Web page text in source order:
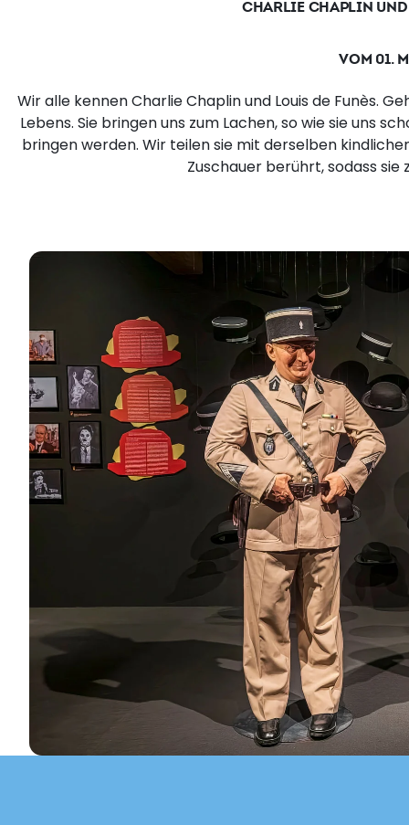
CHARLIE CHAPLIN UND
VOM 01.
Wir alle kennen Charlie Chaplin und Louis de Funès.
Lebens. Sie bringen uns zum Lachen, so wie sie uns
bringen werden. Wir teilen sie mit derselben
Zuschauer berührt, sodass sie